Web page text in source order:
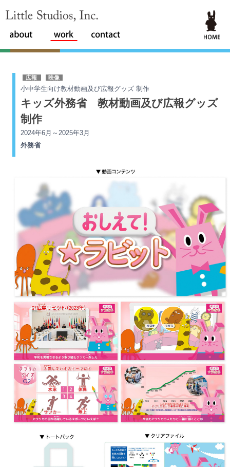
Little Studios, Inc.
広報 映像
小中学生向け教材動画及び広報グッズ 制作
キッズ外務省 教材動画及び広報グッズ
制作
2024年6月～2025年3月
外務省